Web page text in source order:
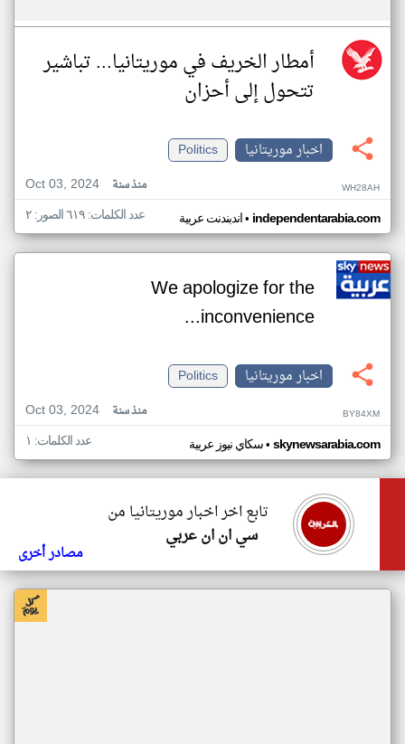
أمطار الخريف في موريتانيا... تباشير
تتحول إلى أحزان
اخبار موريتانيا
Politics
Oct 03, 2024
منذ سنة WH28AH
اندبندنت عربية• independentarabia.com عدد الكلمات: ٦١٩ الصور: ٢
We apologize for the
inconvenience...
اخبار موريتانيا
Politics
Oct 03, 2024
منذ سنة BY84XM
سكاي نيوز عربية• skynewsarabia.com عدد الكلمات: ١
تابع اخر اخبار موريتانيا من
سي ان ان عربي
مصادر أخرى